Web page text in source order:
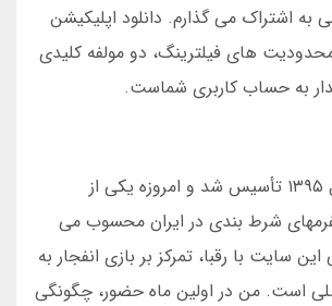
به اشتراک می گذارم. دانلود اپلیکیشن
های فیلترینگ، دو مولفه کلیدی
به حساب کاربری شماست.
اکسید بت در سال ۱۳۹۵ تأسیس شد و امروزه یکی از
شرط بندی در ایران محسوب می
سایت با رقبا، تمرکز بر بازی انفجار به
است. من در اولین ماه حضور، چگونگی